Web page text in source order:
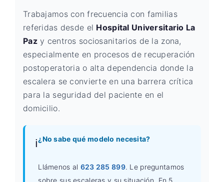
Trabajamos con frecuencia con familias
referidas desde el Hospital Universitario La
Pazy centros sociosanitarios de la zona,
especialmente en procesos de recuperación
postoperatoria o alta dependencia donde la
escalera se convierte en una barrera crítica
para la seguridad del paciente en el
domicilio.
ℹ️¿No sabe qué modelo necesita?
Llámenos al 623 285 899. Le preguntamos
sobre sus escaleras y su situación. En 5